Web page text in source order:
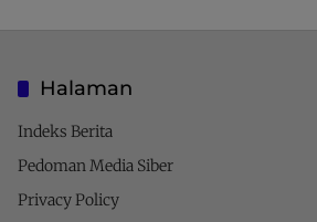
Halaman
Indeks Berita
Pedoman Media Siber
Privacy Policy